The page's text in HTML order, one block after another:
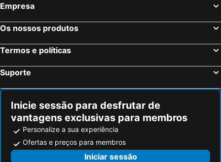
Empresa
Os nossos produtos
Termos e políticas
Suporte
Inicie sessão para desfrutar de
vantagens exclusivas para membros
Personalize a sua experiência
Ofertas e preços para membros
Iniciar sessão